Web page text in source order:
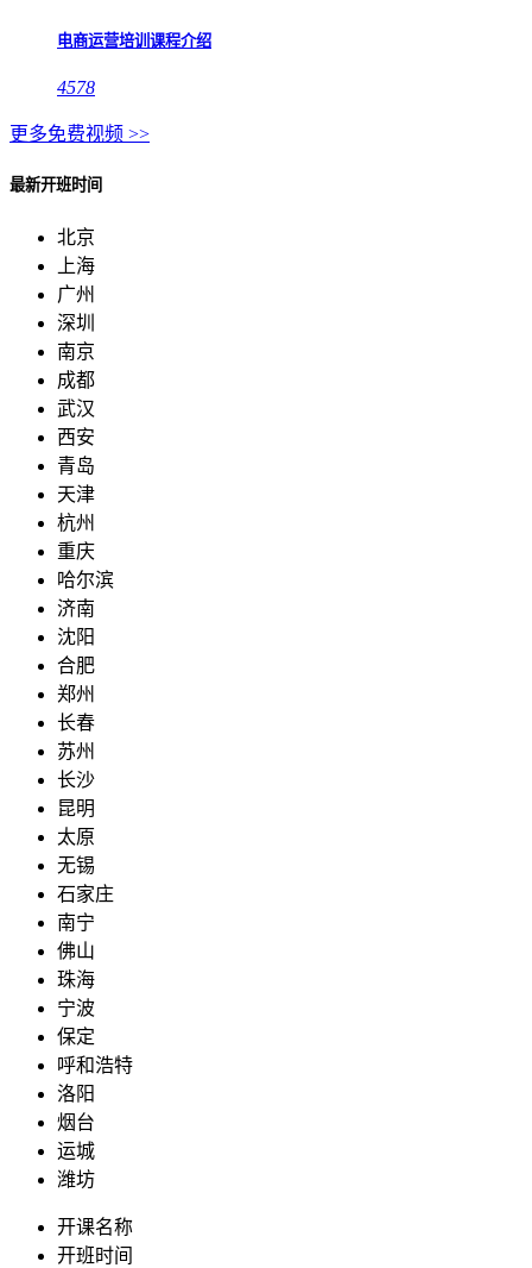
电商运营培训课程介绍
4578
更多免费视频 >>
最新开班时间
北京
上海
广州
深圳
南京
成都
武汉
西安
青岛
天津
杭州
重庆
哈尔滨
济南
沈阳
合肥
郑州
长春
苏州
长沙
昆明
太原
无锡
石家庄
南宁
佛山
珠海
宁波
保定
呼和浩特
洛阳
烟台
运城
潍坊
开课名称
开班时间